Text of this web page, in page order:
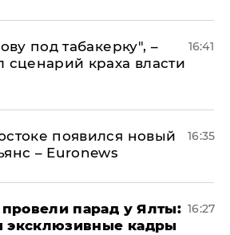
под табакерку", –
краха власти
16:41
появился новый
– Euronews
16:35
парад у Ялты:
эксклюзивные кадры
16:27